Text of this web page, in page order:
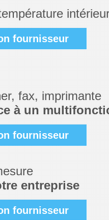
fournisseur
fax, imprimante
à un
fournisseur
entreprise
fournisseur